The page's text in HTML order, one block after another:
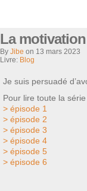
La
By Jibe on 13 mars 2023
Livre: Blog
Je suis persuadé
Pour lire toute la
> épisode 1
> épisode 2
> épisode 3
> épisode 4
> épisode 5
> épisode 6